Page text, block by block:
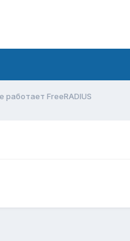
работает FreeRADIUS